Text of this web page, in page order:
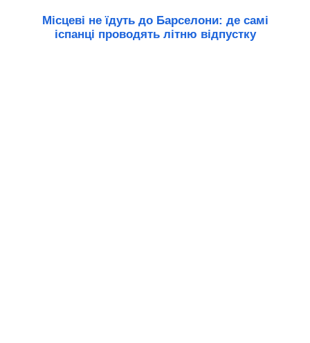
Місцеві не їдуть до Барселони: де самі
іспанці проводять літню відпустку